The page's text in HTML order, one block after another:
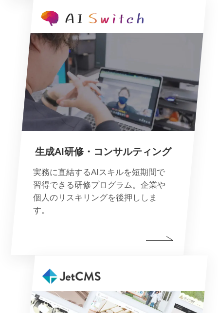
生成AI研修・コンサルティング
実務に直結するAIスキルを短期間で
習得できる研修プログラム。企業や
個人のリスキリングを後押ししま
す。